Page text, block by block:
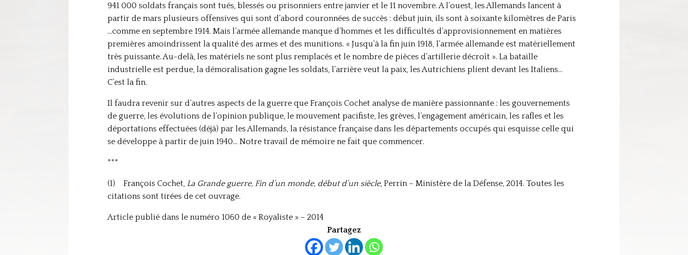
941 000 soldats français sont tués, blessés ou prisonniers entre janvier et le 11 novembre. A l’ouest, les Allemands lancent à
partir de mars plusieurs offensives qui sont d’abord couronnées de succès : début juin, ils sont à soixante kilomètres de Paris
…comme en septembre 1914. Mais l’armée allemande manque d’hommes et les difficultés d’approvisionnement en matières
premières amoindrissent la qualité des armes et des munitions. « Jusqu’à la fin juin 1918, l’armée allemande est matériellement
très puissante. Au-delà, les matériels ne sont plus remplacés et le nombre de pièces d’artillerie décroît ». La bataille
industrielle est perdue, la démoralisation gagne les soldats, l’arrière veut la paix, les Autrichiens plient devant les Italiens…
C’est la fin.
Il faudra revenir sur d’autres aspects de la guerre que François Cochet analyse de manière passionnante : les gouvernements
de guerre, les évolutions de l’opinion publique, le mouvement pacifiste, les grèves, l’engagement américain, les rafles et les
déportations effectuées (déjà) par les Allemands, la résistance française dans les départements occupés qui esquisse celle qui
se développe à partir de juin 1940… Notre travail de mémoire ne fait que commencer.
***
(1) François Cochet, La Grande guerre, Fin d’un monde, début d’un siècle, Perrin – Ministère de la Défense, 2014. Toutes les
citations sont tirées de cet ouvrage.
Article publié dans le numéro 1060 de « Royaliste » – 2014
Partagez